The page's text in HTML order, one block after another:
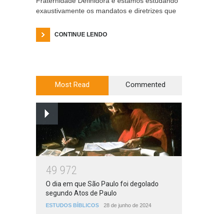
exaustivamente os mandatos e diretrizes que
CONTINUE LENDO
Most Read Commented
49 972
O dia em que São Paulo foi degolado
segundo Atos de Paulo
ESTUDOS BÍBLICOS 28 de junho de 2024